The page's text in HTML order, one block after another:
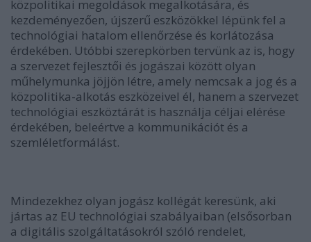
közpolitikai megoldások megalkotására, és
kezdeményezően, újszerű eszközökkel lépünk fel a
technológiai hatalom ellenőrzése és korlátozása
érdekében. Utóbbi szerepkörben tervünk az is, hogy
a szervezet fejlesztői és jogászai között olyan
műhelymunka jöjjön létre, amely nemcsak a jog és a
közpolitika-alkotás eszközeivel él, hanem a szervezet
technológiai eszköztárát is használja céljai elérése
érdekében, beleértve a kommunikációt és a
szemléletformálást.
Mindezekhez olyan jogász kollégát keresünk, aki
jártas az EU technológiai szabályaiban (elsősorban
a digitális szolgáltatásokról szóló rendelet,